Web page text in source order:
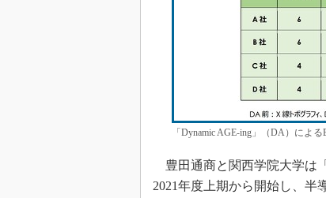
「Dynamic AGE-ing」（DA）によ
豊田通商と関西学院大学は
2021年度上期から開始し、半